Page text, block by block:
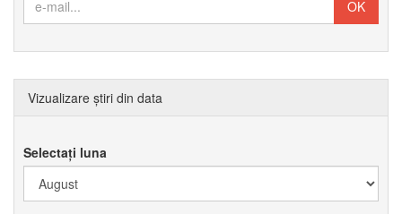
Vizualizare știri din data
Selectați luna